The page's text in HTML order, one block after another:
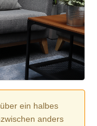
ein halbes
anders